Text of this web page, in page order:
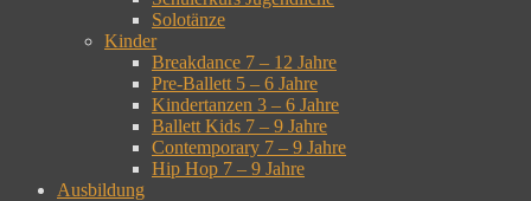
Solotänze
Kinder
Breakdance 7 – 12 Jahre
Pre-Ballett 5 – 6 Jahre
Kindertanzen 3 – 6 Jahre
Ballett Kids 7 – 9 Jahre
Contemporary 7 – 9 Jahre
Hip Hop 7 – 9 Jahre
Ausbildung